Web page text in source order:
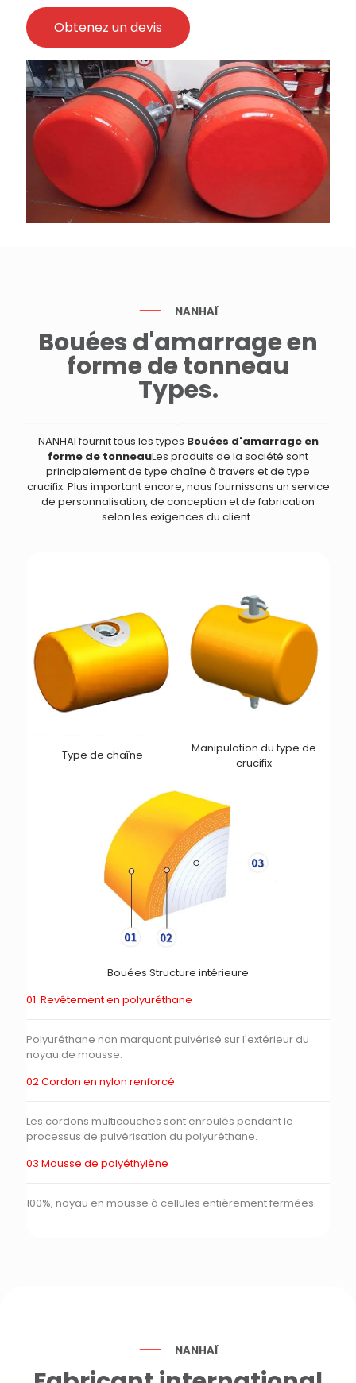
Obtenez un devis
NANHAÏ
Bouées d'amarrage en
forme de tonneau
Types.
NANHAI fournit tous les types Bouées d'amarrage en
forme de tonneauLes produits de la société sont
principalement de type chaîne à travers et de type
crucifix. Plus important encore, nous fournissons un service
de personnalisation, de conception et de fabrication
selon les exigences du client.
Type de chaîne
Manipulation du type de
crucifix
Bouées Structure intérieure
01 Revêtement en polyuréthane
Polyuréthane non marquant pulvérisé sur l'extérieur du
noyau de mousse.
02 Cordon en nylon renforcé
Les cordons multicouches sont enroulés pendant le
processus de pulvérisation du polyuréthane.
03 Mousse de polyéthylène
100%, noyau en mousse à cellules entièrement fermées.
NANHAÏ